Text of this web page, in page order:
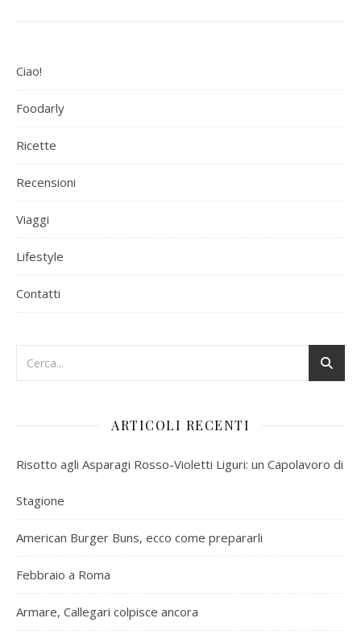
Ciao!
Foodarly
Ricette
Recensioni
Viaggi
Lifestyle
Contatti
ARTICOLI RECENTI
Risotto agli Asparagi Rosso-Violetti Liguri: un Capolavoro di
Stagione
American Burger Buns, ecco come prepararli
Febbraio a Roma
Armare, Callegari colpisce ancora